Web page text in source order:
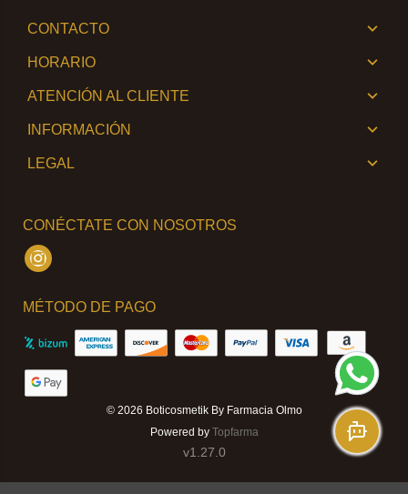
CONTACTO
HORARIO
ATENCIÓN AL CLIENTE
INFORMACIÓN
LEGAL
CONÉCTATE CON NOSOTROS
Instagram
MÉTODO DE PAGO
© 2026 Boticosmetik By Farmacia Olmo
Powered by Topfarma
v1.27.0